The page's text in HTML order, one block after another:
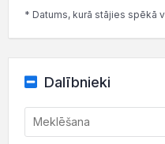
* Datums, kurā stājies spēkā
Dalībnieki